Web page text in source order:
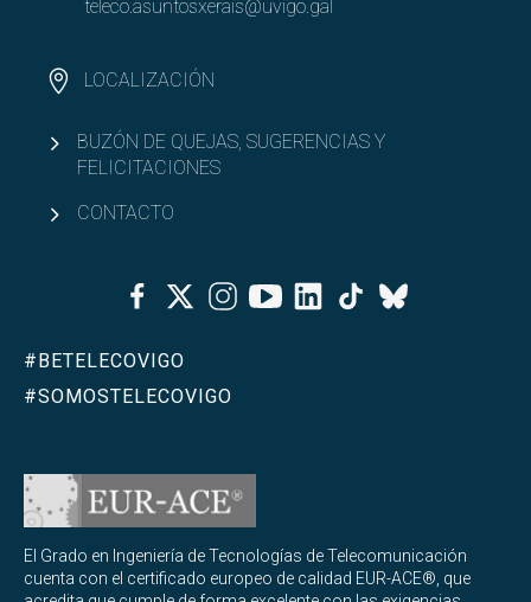
teleco.asuntosxerais@uvigo.gal
LOCALIZACIÓN
BUZÓN DE QUEJAS, SUGERENCIAS Y
FELICITACIONES
CONTACTO
FacebookTwitterInstagramYoutubeLinkedinTiktok
Bluesky
#BETELECOVIGO
#SOMOSTELECOVIGO
El Grado en Ingeniería de Tecnologías de Telecomunicación
cuenta con el certificado europeo de calidad EUR-ACE®, que